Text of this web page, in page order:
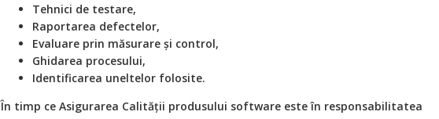
Tehnici de testare,
Raportarea defectelor,
Evaluare prin măsurare și control,
Ghidarea procesului,
Identificarea uneltelor folosite.
În timp ce Asigurarea Calității produsului software este în responsabilitatea